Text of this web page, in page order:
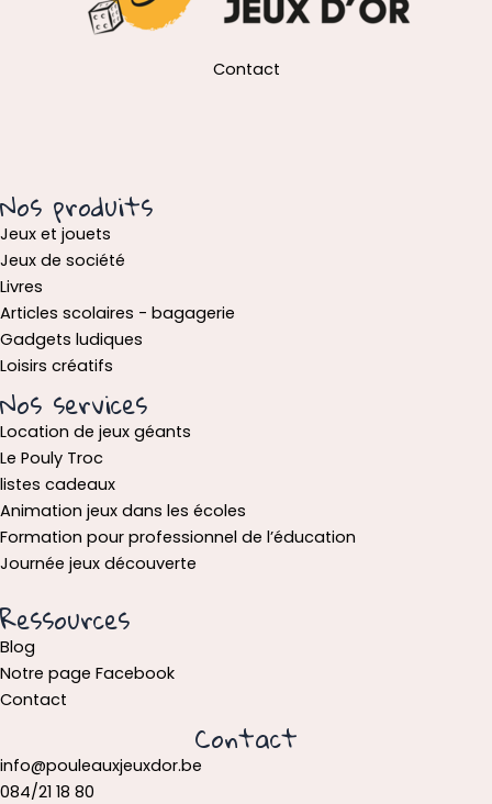
Contact
Nos produits
Jeux et jouets
Jeux de société
Livres
Articles scolaires - bagagerie
Gadgets ludiques
Loisirs créatifs
Nos services
Location de jeux géants
Le Pouly Troc
listes cadeaux
Animation jeux dans les écoles
Formation pour professionnel de l’éducation
Journée jeux découverte
Ressources
Blog
Notre page Facebook
Contact
Contact
info@pouleauxjeuxdor.be
084/21 18 80